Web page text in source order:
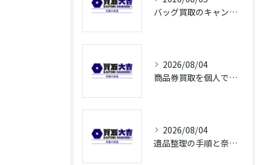
バッグ買取のキャンペーンで奈良県橿原市でお得に売るための条件と注意点徹底ガイド
2026/08/04
商品券買取を個人で利用する際の奈良県橿原市で知っておきたい高換金ポイント
2026/08/04
遺品整理の手順と奈良県橿原市で無駄なく片付ける方法とごみ処分ポイント